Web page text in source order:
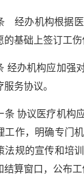
经办机构根据医
的基础上签订工伤
经办机构应加强
务协议。
条 协议医疗机构
工作，明确专门
法规的宣传和培
结算窗口，公布